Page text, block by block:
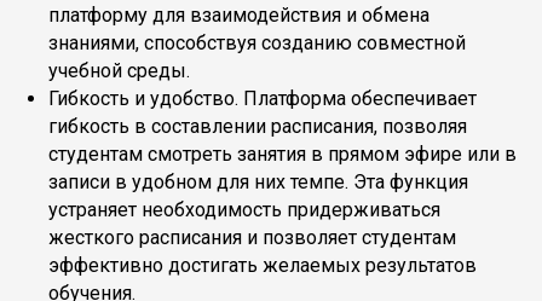
платформу для взаимодействия и обмена
знаниями, способствуя созданию совместной
учебной среды.
Гибкость и удобство. Платформа обеспечивает
гибкость в составлении расписания, позволяя
студентам смотреть занятия в прямом эфире или в
записи в удобном для них темпе. Эта функция
устраняет необходимость придерживаться
жесткого расписания и позволяет студентам
эффективно достигать желаемых результатов
обучения.